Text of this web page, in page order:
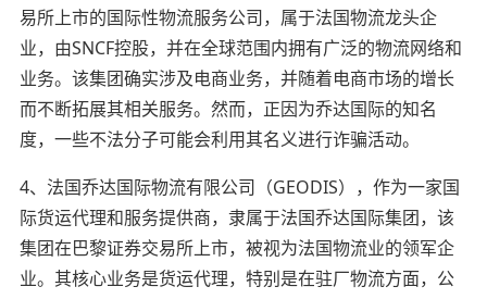
易所上市的国际性物流服务公司，属于法国物流龙头企
业，由SNCF控股，并在全球范围内拥有广泛的物流网络和
业务。该集团确实涉及电商业务，并随着电商市场的增长
而不断拓展其相关服务。然而，正因为乔达国际的知名
度，一些不法分子可能会利用其名义进行诈骗活动。
4、法国乔达国际物流有限公司（GEODIS），作为一家国
际货运代理和服务提供商，隶属于法国乔达国际集团，该
集团在巴黎证券交易所上市，被视为法国物流业的领军企
业。其核心业务是货运代理，特别是在驻厂物流方面，公